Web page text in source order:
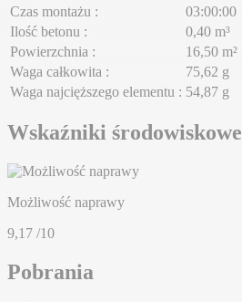
Czas montażu :
03:00:00
Ilość betonu :
0,40 m³
Powierzchnia :
16,50 m²
Waga całkowita :
75,62 g
Waga najcięższego elementu : 54,87 g
Wskaźniki środowiskowe
Możliwość naprawy
9,17 /10
Pobrania